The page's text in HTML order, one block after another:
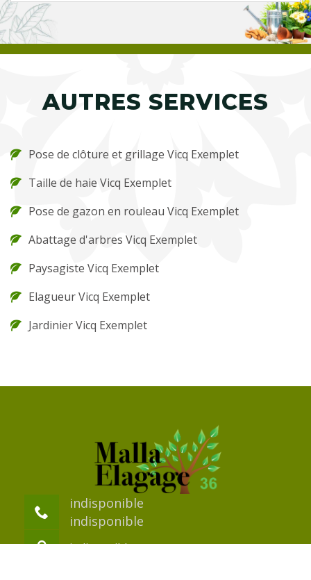
AUTRES SERVICES
Pose de clôture et grillage Vicq Exemplet
Taille de haie Vicq Exemplet
Pose de gazon en rouleau Vicq Exemplet
Abattage d'arbres Vicq Exemplet
Paysagiste Vicq Exemplet
Elagueur Vicq Exemplet
Jardinier Vicq Exemplet
indisponible
indisponible
indisponible